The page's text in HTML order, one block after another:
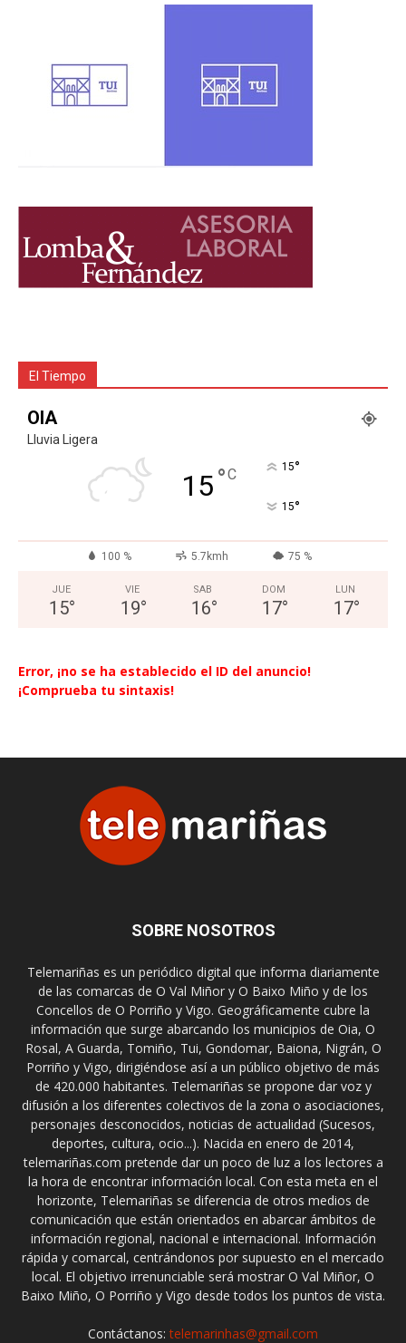
El Tiempo
OIA
Lluvia Ligera
15°C 15°
15°
100 % 5.7kmh 75 %
JUE
15°
VIE
19°
SAB
16°
DOM
17°
LUN
17°
Error, ¡no se ha establecido el ID del anuncio!
¡Comprueba tu sintaxis!
SOBRE NOSOTROS
Telemariñas es un periódico digital que informa diariamente
de las comarcas de O Val Miñor y O Baixo Miño y de los
Concellos de O Porriño y Vigo. Geográficamente cubre la
información que surge abarcando los municipios de Oia, O
Rosal, A Guarda, Tomiño, Tui, Gondomar, Baiona, Nigrán, O
Porriño y Vigo, dirigiéndose así a un público objetivo de más
de 420.000 habitantes. Telemariñas se propone dar voz y
difusión a los diferentes colectivos de la zona o asociaciones,
personajes desconocidos, noticias de actualidad (Sucesos,
deportes, cultura, ocio...). Nacida en enero de 2014,
telemariñas.com pretende dar un poco de luz a los lectores a
la hora de encontrar información local. Con esta meta en el
horizonte, Telemariñas se diferencia de otros medios de
comunicación que están orientados en abarcar ámbitos de
información regional, nacional e internacional. Información
rápida y comarcal, centrándonos por supuesto en el mercado
local. El objetivo irrenunciable será mostrar O Val Miñor, O
Baixo Miño, O Porriño y Vigo desde todos los puntos de vista.
Contáctanos:telemarinhas@gmail.com